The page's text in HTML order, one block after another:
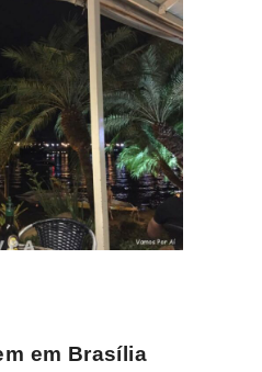
em Brasília